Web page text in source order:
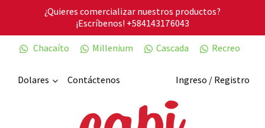
¿Quieres comercializar nuestros productos?
¡Escríbenos!+584143176043
Chacaíto
Millenium Cascada Recreo
Dolares Ingreso / Registro
Contáctenos